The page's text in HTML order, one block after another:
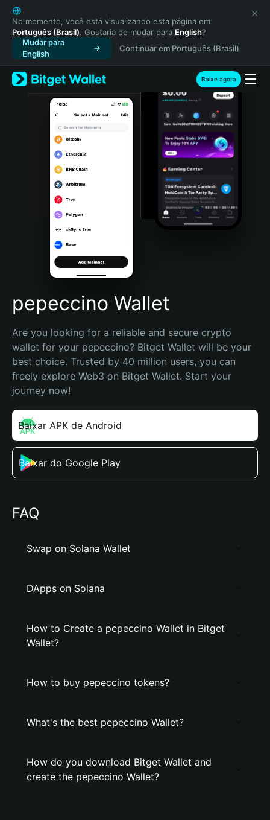
English
日本語
Tiếng Việt
Русский
Español (Latinoamérica)
Türkçe
Italiano
Português (Portugal)
Bahasa Indonesia
Português (Brasil)
Español (Argentina)
No momento, você está visualizando esta página em
Português (Brasil). Gostaria de mudar para English?
Mudar para
English
Continuar em Português (Brasil)
Baixe agora
pepeccino Wallet
Are you looking for a reliable and secure crypto
wallet for your pepeccino? Bitget Wallet will be your
best choice. Trusted by 40 million users, you can
freely explore Web3 on Bitget Wallet. Start your
journey now!
Baixar APK de Android
Baixar do Google Play
FAQ
Swap on Solana Wallet
DApps on Solana
How to Create a pepeccino Wallet in Bitget
Wallet?
How to buy pepeccino tokens?
What's the best pepeccino Wallet?
How do you download Bitget Wallet and
create the pepeccino Wallet?